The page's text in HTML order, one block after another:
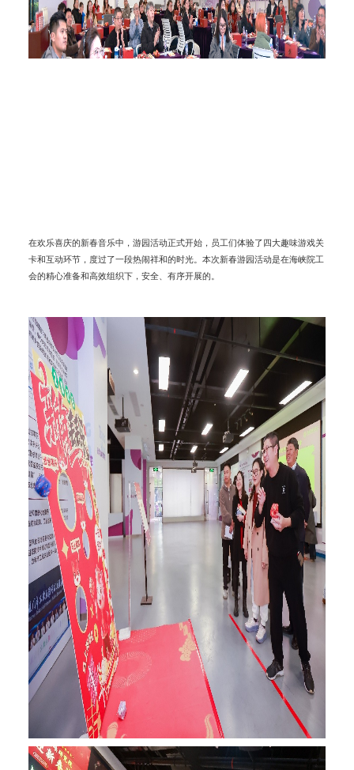
在欢乐喜庆的新春音乐中，游园活动正式开始，员工们体验了四大趣味游戏关
卡和互动环节，度过了一段热闹祥和的时光。本次新春游园活动是在海峡院工
会的精心准备和高效组织下，安全、有序开展的。